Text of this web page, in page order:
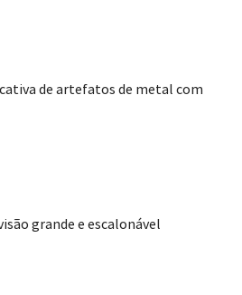
de artefatos de metal com
grande e escalonável